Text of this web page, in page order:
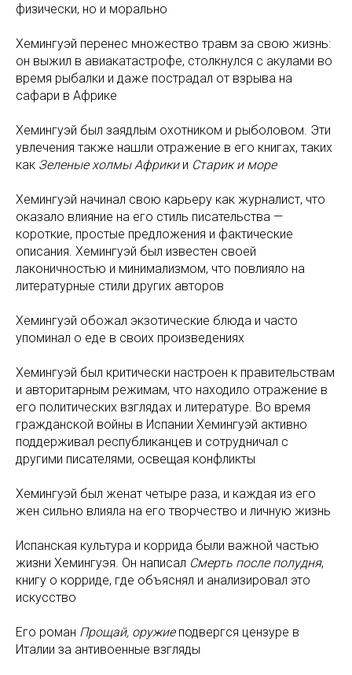
физически, но и морально
Хемингуэй перенес множество травм за свою жизнь:
он выжил в авиакатастрофе, столкнулся с акулами во
время рыбалки и даже пострадал от взрыва на
сафари в Африке
Хемингуэй был заядлым охотником и рыболовом. Эти
увлечения также нашли отражение в его книгах, таких
как Зеленые холмы Африкии Старик и море
Хемингуэй начинал свою карьеру как журналист, что
оказало влияние на его стиль писательства —
короткие, простые предложения и фактические
описания. Хемингуэй был известен своей
лаконичностью и минимализмом, что повлияло на
литературные стили других авторов
Хемингуэй обожал экзотические блюда и часто
упоминал о еде в своих произведениях
Хемингуэй был критически настроен к правительствам
и авторитарным режимам, что находило отражение в
его политических взглядах и литературе. Во время
гражданской войны в Испании Хемингуэй активно
поддерживал республиканцев и сотрудничал с
другими писателями, освещая конфликты
Хемингуэй был женат четыре раза, и каждая из его
жен сильно влияла на его творчество и личную жизнь
Испанская культура и коррида были важной частью
жизни Хемингуэя. Он написал Смерть после полудня,
книгу о корриде, где объяснял и анализировал это
искусство
Его роман Прощай, оружиеподвергся цензуре в
Италии за антивоенные взгляды